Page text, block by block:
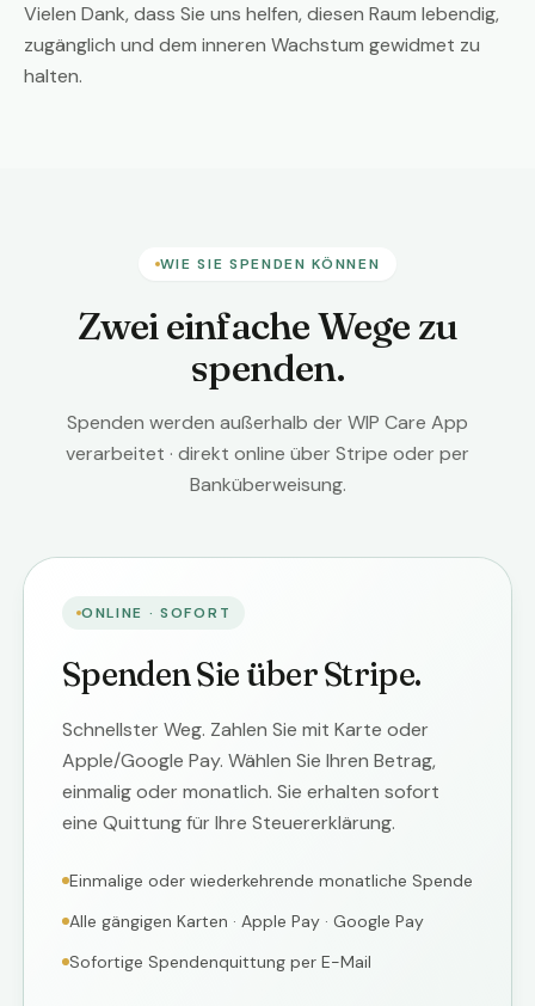
Vielen Dank, dass Sie uns helfen, diesen Raum lebendig,
zugänglich und dem inneren Wachstum gewidmet zu
halten.
WIE SIE SPENDEN KÖNNEN
Zwei einfache Wege zu
spenden.
Spenden werden außerhalb der WIP Care App
verarbeitet · direkt online über Stripe oder per
Banküberweisung.
ONLINE · SOFORT
Spenden Sie über Stripe.
Schnellster Weg. Zahlen Sie mit Karte oder
Apple/Google Pay. Wählen Sie Ihren Betrag,
einmalig oder monatlich. Sie erhalten sofort
eine Quittung für Ihre Steuererklärung.
Einmalige oder wiederkehrende monatliche Spende
Alle gängigen Karten · Apple Pay · Google Pay
Sofortige Spendenquittung per E-Mail